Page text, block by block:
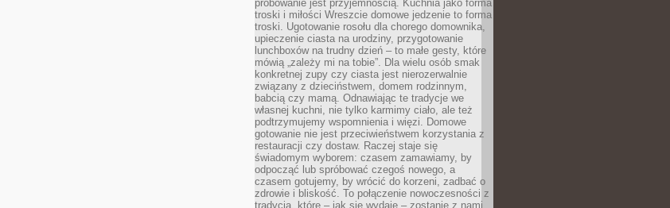
próbowanie jest przyjemnością. Kuchnia jako forma
troski i miłości Wreszcie domowe jedzenie to forma
troski. Ugotowanie rosołu dla chorego domownika,
upieczenie ciasta na urodziny, przygotowanie
lunchboxów na trudny dzień – to małe gesty, które
mówią „zależy mi na tobie”. Dla wielu osób smak
konkretnej zupy czy ciasta jest nierozerwalnie
związany z dzieciństwem, domem rodzinnym,
babcią czy mamą. Odnawiając te tradycje we
własnej kuchni, nie tylko karmimy ciało, ale też
podtrzymujemy wspomnienia i więzi. Domowe
gotowanie nie jest przeciwieństwem korzystania z
restauracji czy dostaw. Raczej staje się
świadomym wyborem: czasem zamawiamy, by
odpocząć lub spróbować czegoś nowego, a
czasem gotujemy, by wrócić do korzeni, zadbać o
zdrowie i bliskość. To połączenie nowoczesności z
tradycją, które – jak się wydaje – zostanie z nami